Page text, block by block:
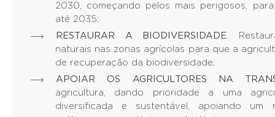
2030, começando pelos mais perigosos,
até 2035;
RESTAURAR A BIODIVERSIDADE .
naturais nas zonas agrícolas para que a
de recuperação da biodiversidade;
APOIAR OS AGRICULTORES NA
agricultura, dando prioridade a uma
diversificada e sustentável, apoiando um